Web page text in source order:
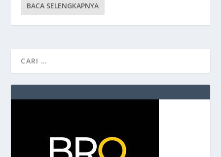
BACA SELENGKAPNYA